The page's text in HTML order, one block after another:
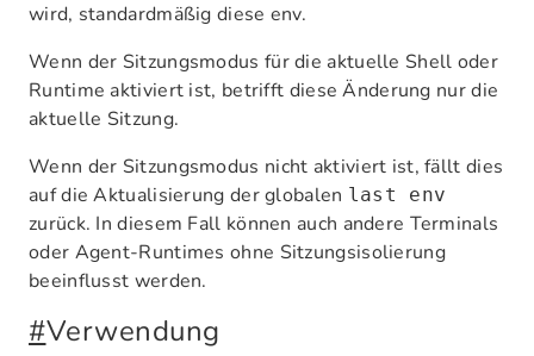
wird, standardmäßig diese env.
Wenn der Sitzungsmodus für die aktuelle Shell oder
Runtime aktiviert ist, betrifft diese Änderung nur die
aktuelle Sitzung.
Wenn der Sitzungsmodus nicht aktiviert ist, fällt dies
auf die Aktualisierung der globalen last env
zurück. In diesem Fall können auch andere Terminals
oder Agent-Runtimes ohne Sitzungsisolierung
beeinflusst werden.
#Verwendung